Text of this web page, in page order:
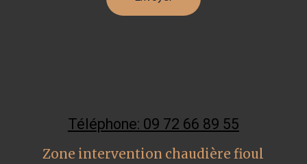
Téléphone: 09 72 66 89 55
Zone intervention chaudière fioul